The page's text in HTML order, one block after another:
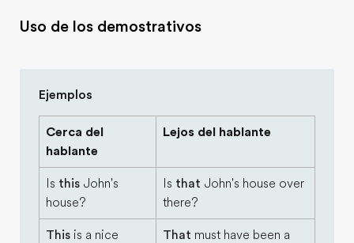
Uso de los demostrativos
Ejemplos
Cerca del
hablante
Lejos del hablante
Is this John's
house?
Is that John's house over
there?
This is a nice
That must have been a